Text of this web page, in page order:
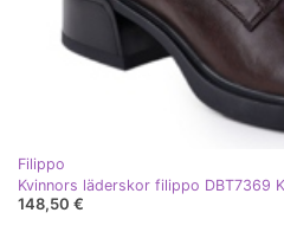
Filippo
Kvinnors läderskor filippo DBT7369
148,50 €